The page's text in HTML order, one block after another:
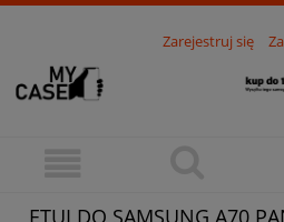
Zarejestruj się
ETUI DO SAMSUNG A70